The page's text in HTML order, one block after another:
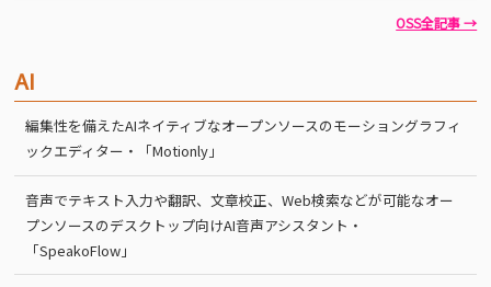
OSS全記事 →
AI
編集性を備えたAIネイティブなオープンソースのモーショングラフィ
ックエディター・「Motionly」
音声でテキスト入力や翻訳、文章校正、Web検索などが可能なオー
プンソースのデスクトップ向けAI音声アシスタント・
「SpeakoFlow」